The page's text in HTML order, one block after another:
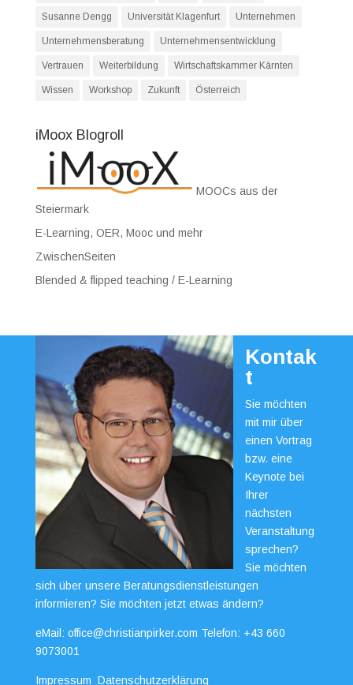
Susanne Dengg Universität Klagenfurt Unternehmen
Unternehmensberatung Unternehmensentwicklung
Vertrauen Weiterbildung Wirtschaftskammer Kärnten
Wissen Workshop Zukunft Österreich
iMoox Blogroll
MOOCs aus der
Steiermark
E-Learning, OER, Mooc und mehr
ZwischenSeiten
Blended & flipped teaching / E-Learning
Kontak
t
Sie möchten
mit mir über
einen Vortrag
bzw. eine
Keynote bei
Ihrer
nächsten
Veranstaltung
sprechen?
Sie möchten
sich über unsere Beratungsdienstleistungen
informieren? Sie möchten jetzt etwas ändern?
eMail: office@christianpirker.com Telefon: +43 660
9073001
Impressum Datenschutzerklärung